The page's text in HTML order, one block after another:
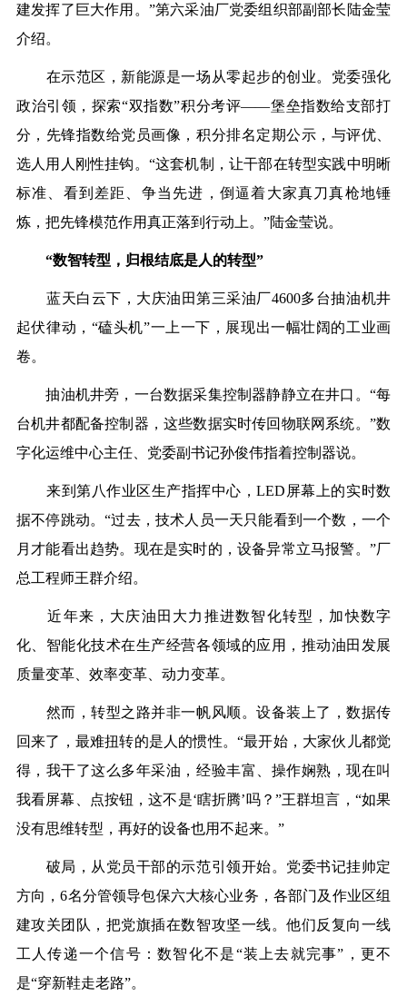
建发挥了巨大作用。”第六采油厂党委组织部副部长陆金莹
介绍。
在示范区，新能源是一场从零起步的创业。党委强化
政治引领，探索“双指数”积分考评——堡垒指数给支部打
分，先锋指数给党员画像，积分排名定期公示，与评优、
选人用人刚性挂钩。“这套机制，让干部在转型实践中明晰
标准、看到差距、争当先进，倒逼着大家真刀真枪地锤
炼，把先锋模范作用真正落到行动上。”陆金莹说。
“数智转型，归根结底是人的转型”
蓝天白云下，大庆油田第三采油厂4600多台抽油机井
起伏律动，“磕头机”一上一下，展现出一幅壮阔的工业画
卷。
抽油机井旁，一台数据采集控制器静静立在井口。“每
台机井都配备控制器，这些数据实时传回物联网系统。”数
字化运维中心主任、党委副书记孙俊伟指着控制器说。
来到第八作业区生产指挥中心，LED屏幕上的实时数
据不停跳动。“过去，技术人员一天只能看到一个数，一个
月才能看出趋势。现在是实时的，设备异常立马报警。”厂
总工程师王群介绍。
近年来，大庆油田大力推进数智化转型，加快数字
化、智能化技术在生产经营各领域的应用，推动油田发展
质量变革、效率变革、动力变革。
然而，转型之路并非一帆风顺。设备装上了，数据传
回来了，最难扭转的是人的惯性。“最开始，大家伙儿都觉
得，我干了这么多年采油，经验丰富、操作娴熟，现在叫
我看屏幕、点按钮，这不是‘瞎折腾’吗？”王群坦言，“如果
没有思维转型，再好的设备也用不起来。”
破局，从党员干部的示范引领开始。党委书记挂帅定
方向，6名分管领导包保六大核心业务，各部门及作业区组
建攻关团队，把党旗插在数智攻坚一线。他们反复向一线
工人传递一个信号：数智化不是“装上去就完事”，更不
是“穿新鞋走老路”。